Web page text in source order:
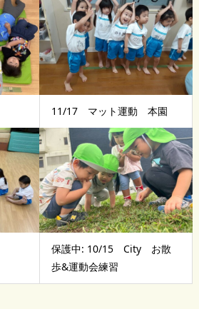
11/17 マット運動 本園
保護中: 10/15 City お散
歩&運動会練習